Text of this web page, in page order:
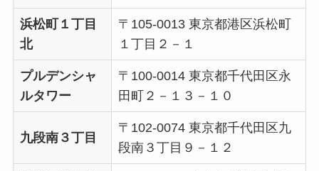
浜松町１丁目
北
〒105-0013 東京都港区浜松町
１丁目２－１
プルデンシャ
ルタワー
〒100-0014 東京都千代田区永
田町２－１３－１０
九段南３丁目
〒102-0074 東京都千代田区九
段南３丁目９－１２